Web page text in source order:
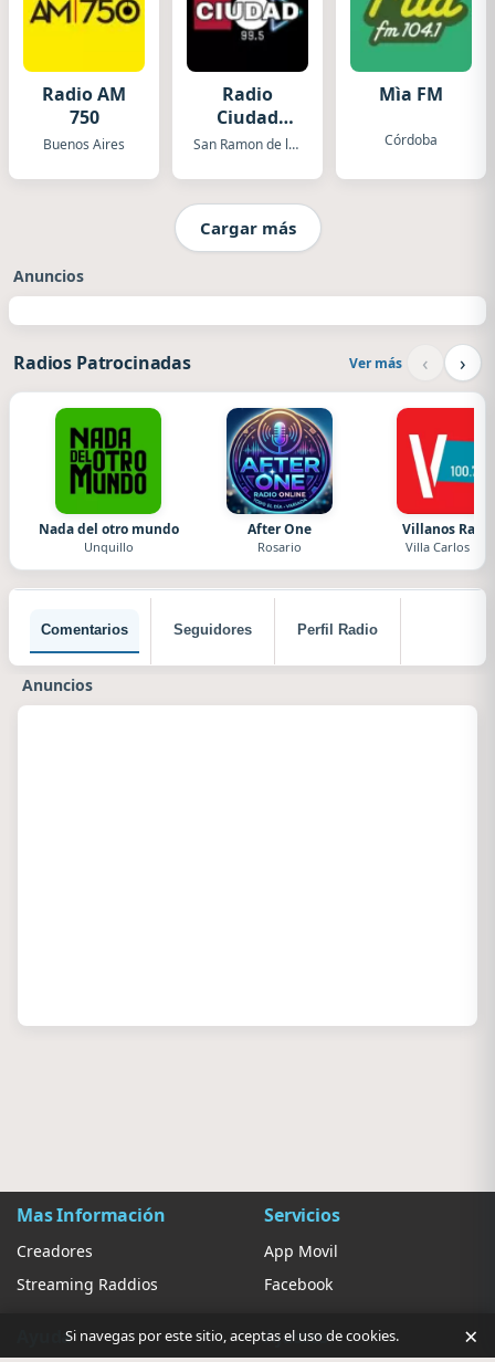
Radio AM
750
Buenos Aires
Radio
Ciudad
Orán
San Ramon de la Nueva Oran
Mìa FM
Córdoba
Cargar más
Anuncios
Radios Patrocinadas Ver más ‹ ›
Nada del otro mundo
Unquillo
After One
Rosario
Villanos
Villa Carlos Paz
Comentarios Seguidores Perfil Radio
Anuncios
Mas Información
Creadores
Streaming Raddios
Servicios
App Movil
Facebook
Ayuda Ajustes
Si navegas por este sitio, aceptas el uso de cookies. ×